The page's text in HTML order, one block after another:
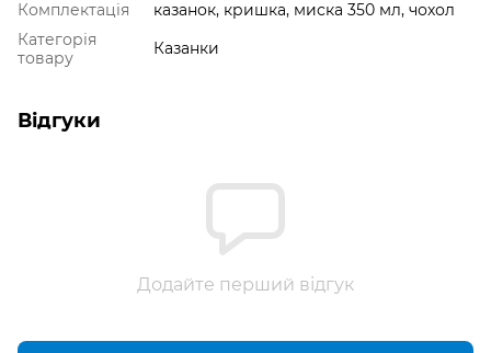
Комплектація
казанок, кришка, миска 350 мл, чохол
Категорія
товару
Казанки
Відгуки
Додайте перший відгук